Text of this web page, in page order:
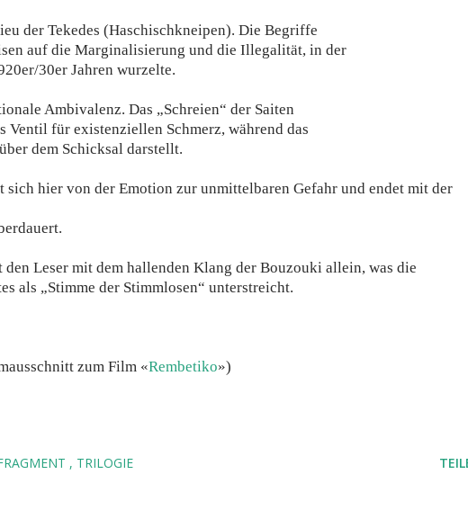
der Tekedes (Haschischkneipen). Die Begriffe
auf die Marginalisierung und die Illegalität, in der
30er Jahren wurzelte.
Ambivalenz. Das „Schreien“ der Saiten
für existenziellen Schmerz, während das
dem Schicksal darstellt.
hier von der Emotion zur unmittelbaren Gefahr und endet mit der
den Leser mit dem hallenden Klang der Bouzouki allein, was die
als „Stimme der Stimmlosen“ unterstreicht.
zum Film «Rembetiko»)
TRILOGIE